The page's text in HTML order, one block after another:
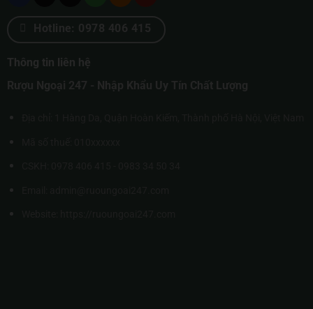
Hotline: 0978 406 415
Thông tin liên hệ
Rượu Ngoại 247 - Nhập Khẩu Uy Tín Chất Lượng